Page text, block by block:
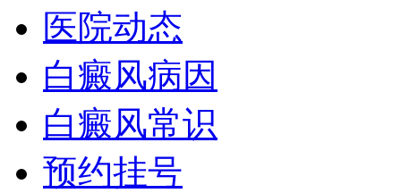
医院动态
白癜风病因
白癜风常识
预约挂号